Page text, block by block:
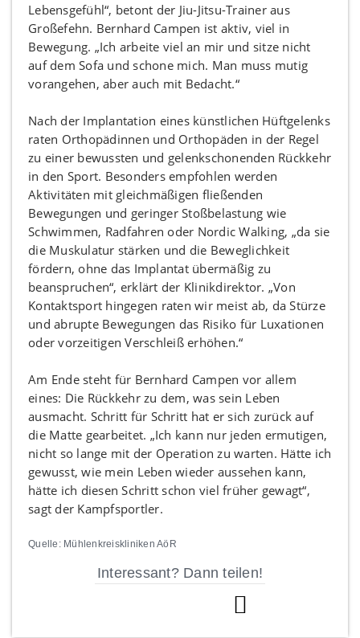
Lebensgefühl“, betont der Jiu-Jitsu-Trainer aus
Großefehn. Bernhard Campen ist aktiv, viel in
Bewegung. „Ich arbeite viel an mir und sitze nicht
auf dem Sofa und schone mich. Man muss mutig
vorangehen, aber auch mit Bedacht.“
Nach der Implantation eines künstlichen Hüftgelenks
raten Orthopädinnen und Orthopäden in der Regel
zu einer bewussten und gelenkschonenden Rückkehr
in den Sport. Besonders empfohlen werden
Aktivitäten mit gleichmäßigen fließenden
Bewegungen und geringer Stoßbelastung wie
Schwimmen, Radfahren oder Nordic Walking, „da sie
die Muskulatur stärken und die Beweglichkeit
fördern, ohne das Implantat übermäßig zu
beanspruchen“, erklärt der Klinikdirektor. „Von
Kontaktsport hingegen raten wir meist ab, da Stürze
und abrupte Bewegungen das Risiko für Luxationen
oder vorzeitigen Verschleiß erhöhen.“
Am Ende steht für Bernhard Campen vor allem
eines: Die Rückkehr zu dem, was sein Leben
ausmacht. Schritt für Schritt hat er sich zurück auf
die Matte gearbeitet. „Ich kann nur jeden ermutigen,
nicht so lange mit der Operation zu warten. Hätte ich
gewusst, wie mein Leben wieder aussehen kann,
hätte ich diesen Schritt schon viel früher gewagt“,
sagt der Kampfsportler.
Quelle: Mühlenkreiskliniken AöR
Interessant? Dann teilen!